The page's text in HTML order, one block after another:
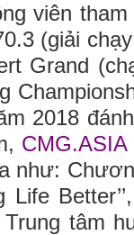
viên
(giải
Grand
2018
CMG.ASIA
như:
Life
tâm